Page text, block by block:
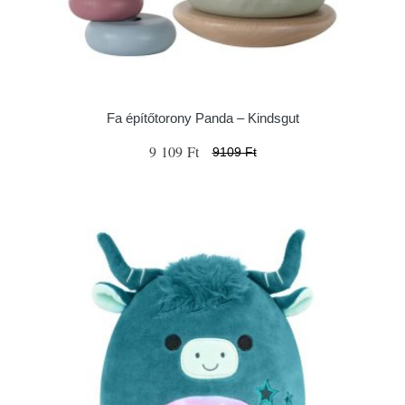
Fa építőtorony Panda – Kindsgut
9 109 Ft 9109 Ft